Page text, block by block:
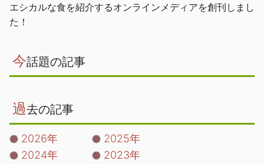
エシカルな食を紹介するオンラインメディアを創刊しまし
た！
今話題の記事
過去の記事
2026年
2025年
2024年
2023年